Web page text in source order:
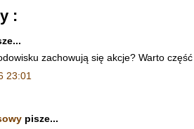
:
zachowują się akcje? Warto
23:01
pisze...